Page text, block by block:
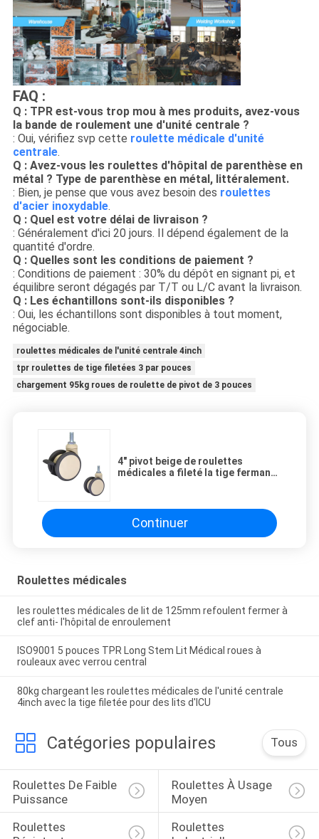
FAQ :
Q : TPR est-vous trop mou à mes produits, avez-vous
la bande de roulement une d'unité centrale ?
: Oui, vérifiez svp cette roulette médicale d'unité
centrale.
Q : Avez-vous les roulettes d'hôpital de parenthèse en
métal ? Type de parenthèse en métal, littéralement.
: Bien, je pense que vous avez besoin des roulettes
d'acier inoxydable.
Q : Quel est votre délai de livraison ?
: Généralement d'ici 20 jours. Il dépend également de la
quantité d'ordre.
Q : Quelles sont les conditions de paiement ?
: Conditions de paiement : 30% du dépôt en signant pi, et
équilibre seront dégagés par T/T ou L/C avant la livraison.
Q : Les échantillons sont-ils disponibles ?
: Oui, les échantillons sont disponibles à tout moment,
négociable.
roulettes médicales de l'unité centrale 4inch
tpr roulettes de tige filetées 3 par pouces
chargement 95kg roues de roulette de pivot de 3 pouces
4" pivot beige de roulettes
médicales a fileté la tige fermant
Continuer
Roulettes médicales
les roulettes médicales de lit de 125mm refoulent fermer à
clef anti- l'hôpital de enroulement
ISO9001 5 pouces TPR Long Stem Lit Médical roues à
rouleaux avec verrou central
80kg chargeant les roulettes médicales de l'unité centrale
4inch avec la tige filetée pour des lits d'ICU
Catégories populaires Tous
Roulettes De Faible
Puissance
Roulettes À Usage
Moyen
Roulettes
Roulettes